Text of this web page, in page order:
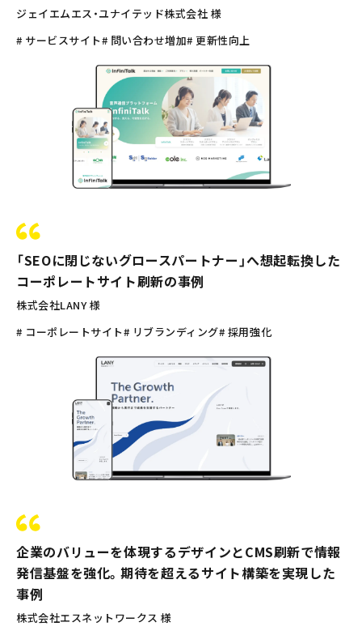
ジェイエムエス・ユナイテッド株式会社 様
# サービスサイト# 問い合わせ増加# 更新性向上
「SEOに閉じないグロースパートナー」へ想起転換した
コーポレートサイト刷新の事例
株式会社LANY 様
# コーポレートサイト# リブランディング# 採用強化
企業のバリューを体現するデザインとCMS刷新で情報
発信基盤を強化。期待を超えるサイト構築を実現した
事例
株式会社エスネットワークス 様